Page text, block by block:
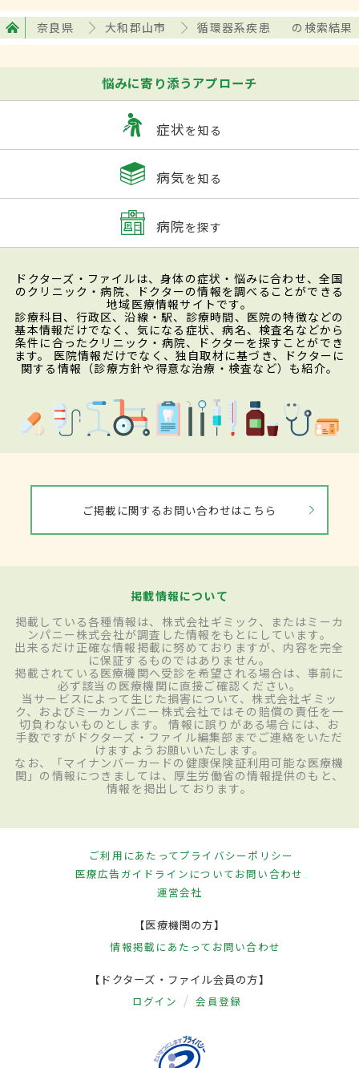
奈良県 大和郡山市 循環器系疾患 の検索結果
悩みに寄り添うアプローチ
症状を知る
病気を知る
病院を探す
ドクターズ・ファイルは、身体の症状・悩みに合わせ、全国
のクリニック・病院、ドクターの情報を調べることができる
地域医療情報サイトです。
診療科目、行政区、沿線・駅、診療時間、医院の特徴などの
基本情報だけでなく、気になる症状、病名、検査名などから
条件に合ったクリニック・病院、ドクターを探すことができ
ます。 医院情報だけでなく、独自取材に基づき、ドクターに
関する情報（診療方針や得意な治療・検査など）も紹介。
ご掲載に関するお問い合わせはこちら
掲載情報について
掲載している各種情報は、株式会社ギミック、またはミーカ
ンパニー株式会社が調査した情報をもとにしています。
出来るだけ正確な情報掲載に努めておりますが、内容を完全
に保証するものではありません。
掲載されている医療機関へ受診を希望される場合は、事前に
必ず該当の医療機関に直接ご確認ください。
当サービスによって生じた損害について、株式会社ギミッ
ク、およびミーカンパニー株式会社ではその賠償の責任を一
切負わないものとします。 情報に誤りがある場合には、お
手数ですがドクターズ・ファイル編集部までご連絡をいただ
けますようお願いいたします。
なお、「マイナンバーカードの健康保険証利用可能な医療機
関」の情報につきましては、厚生労働省の情報提供のもと、
情報を掲出しております。
ご利用にあたってプライバシーポリシー
医療広告ガイドラインについてお問い合わせ
運営会社
【医療機関の方】
情報掲載にあたって お問い合わせ
【ドクターズ・ファイル会員の方】
ログイン 会員登録